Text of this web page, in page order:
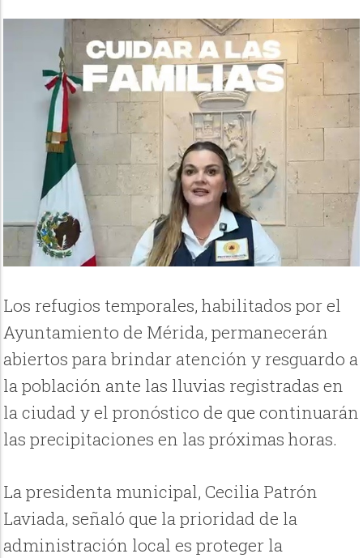
Los refugios temporales, habilitados por el
Ayuntamiento de Mérida, permanecerán
abiertos para brindar atención y resguardo a
la población ante las lluvias registradas en
la ciudad y el pronóstico de que continuarán
las precipitaciones en las próximas horas.
La presidenta municipal, Cecilia Patrón
Laviada, señaló que la prioridad de la
administración local es proteger la